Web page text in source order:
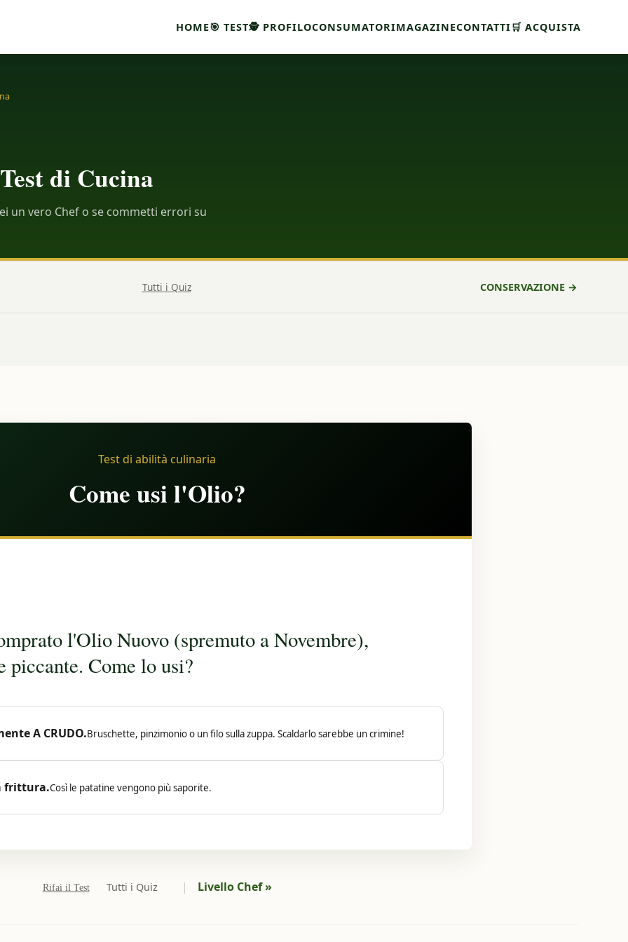
HOME🎯 TEST🕵 PROFILOCONSUMATORIMAGAZINECONTATTI🛒 ACQUISTA
di Cucina
un vero Chef o se commetti errori su
Tutti i Quiz CONSERVAZIONE →
Test di abilità culinaria
Come usi l'Olio?
l'Olio Nuovo (spremuto a Novembre),
piccante. Come lo usi?
A CRUDO.Bruschette, pinzimonio o un filo sulla zuppa. Scaldarlo sarebbe un crimine!
frittura.Così le patatine vengono più saporite.
Rifai il Test Tutti i Quiz | Livello Chef »